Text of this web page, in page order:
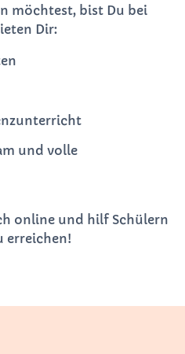
möchtest, bist Du bei
Dir:
und volle
online und hilf Schülern
erreichen!